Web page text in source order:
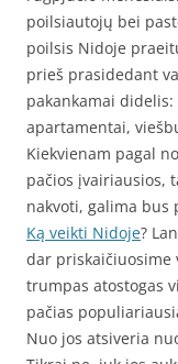
poilsiautojų bei
poilsis Nidoje
prieš prasidedant
pakankamai
apartamentai,
Kiekvienam pagal
pačios įvairiausios,
nakvoti, galima bus
Ką veikti Nidoje?
dar priskaičiuosime
trumpas atostogas
pačias
Nuo jos atsiveria